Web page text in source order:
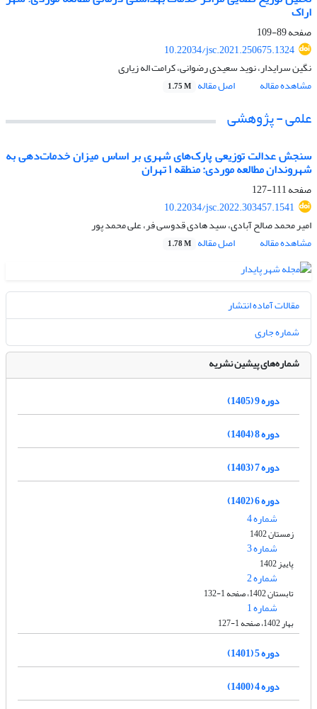
اراک
صفحه89-109
10.22034/jsc.2021.250675.1324
نگین سرایدار، نوید سعیدی رضوانی، کرامت اله زیاری
مشاهده مقاله
اصل مقاله 1.75 M
علمی - پژوهشی
سنجش عدالت توزیعی پارک‌های شهری بر اساس میزان خدمات‌دهی به
شهروندان مطالعه موردی: منطقه ۱ تهران
صفحه111-127
10.22034/jsc.2022.303457.1541
امیر محمد صالح آبادی، سید هادی قدوسی فر، علی محمد پور
مشاهده مقاله
اصل مقاله 1.78 M
مقالات آماده انتشار
شماره جاری
شماره‌های پیشین نشریه
دوره 9 (1405)
دوره 8 (1404)
دوره 7 (1403)
دوره 6 (1402)
شماره 4
زمستان 1402
شماره 3
پاییز 1402
شماره 2
تابستان 1402، صفحه 1-132
شماره 1
بهار 1402، صفحه 1-127
دوره 5 (1401)
دوره 4 (1400)